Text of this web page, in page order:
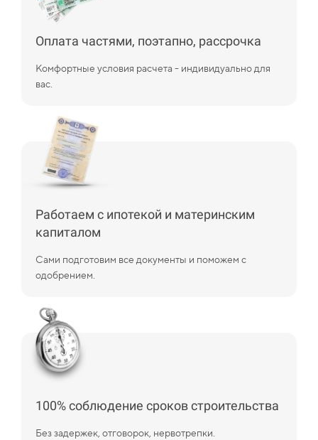
Оплата частями, поэтапно, рассрочка
Комфортные условия расчета - индивидуально для
вас.
Работаем с ипотекой и материнским
капиталом
Сами подготовим все документы и поможем с
одобрением.
100% соблюдение сроков строительства
Без задержек, отговорок, нервотрепки.